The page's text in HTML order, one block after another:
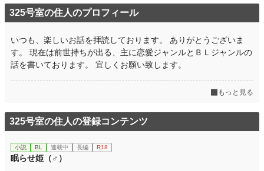
325号室の住人のプロフィール
いつも、楽しいお話を拝読しております。 ありがとうございま
す。 現在は前世持ちが出る、主に恋愛ジャンルとＢＬジャンルの
話を書いております。 宜しくお願い致します。
もっと見る
325号室の住人の登録コンテンツ
小説 BL 連載中 長編 R18
眠らせ姫（♂）